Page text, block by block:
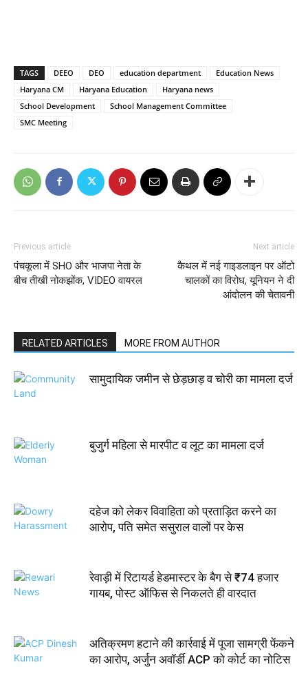
TAGS DEEO DEO education department
Education News
Haryana CM
Haryana Education
Haryana news
School Development
School Management Committee
SMC Meeting
Previous article
पंचकूला में SHO और भाजपा नेता के
बीच तीखी नोकझोंक, VIDEO वायरल
Next article
कैथल में नई गाइडलाइन पर ऑटो
चालकों का विरोध, यूनियन ने दी
आंदोलन की चेतावनी
RELATED ARTICLES MORE FROM AUTHOR
सामुदायिक जमीन से छेड़छाड़ व चोरी का मामला दर्ज
बुजुर्ग महिला से मारपीट व लूट का मामला दर्ज
दहेज को लेकर विवाहिता को प्रताड़ित करने का
आरोप, पति समेत ससुराल वालों पर केस
रेवाड़ी में रिटायर्ड हेडमास्टर के बैग से ₹74 हजार
गायब, पोस्ट ऑफिस से निकलते ही वारदात
अतिक्रमण हटाने की कार्रवाई में पूजा सामग्री फेंकने
का आरोप, अर्जुन अवॉर्डी ACP को कोर्ट का नोटिस